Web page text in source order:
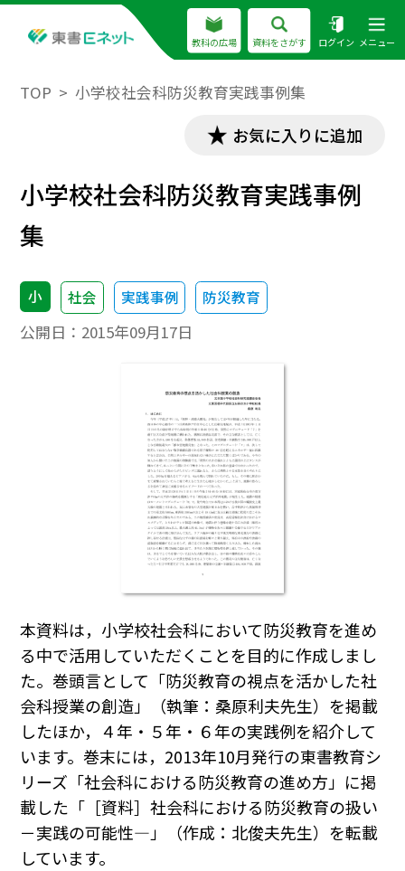
教科の広場 資料をさがす ログイン メニュー
TOP 小学校社会科防災教育実践事例集
お気に入りに追加
小学校社会科防災教育実践事例
集
小 社会 実践事例 防災教育
公開日： 2015年09月17日
本資料は，小学校社会科において防災教育を進め
る中で活用していただくことを目的に作成しまし
た。巻頭言として「防災教育の視点を活かした社
会科授業の創造」（執筆：桑原利夫先生）を掲載
したほか，４年・５年・６年の実践例を紹介して
います。巻末には，2013年10月発行の東書教育シ
リーズ「社会科における防災教育の進め方」に掲
載した「［資料］社会科における防災教育の扱い
－実践の可能性―」（作成：北俊夫先生）を転載
しています。